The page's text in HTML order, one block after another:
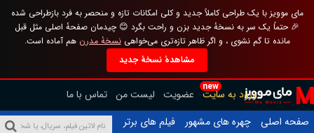
مای موویز با یک طراحی کاملاً جدید و کلی امکانات تازه و منحصر به فرد بازطراحی شده
🎉 حتماً یک سر به نسخهٔ جدید بزن و راحت بگرد 😊 چیدمان صفحهٔ اصلی مثل قبل
مانده تا گم نشوی ، و اگر ظاهر تازه‌تری می‌خواهینسخهٔ مدرن هم آماده است.
مشاهدهٔ نسخهٔ جدید
new
ورود به سایت عضویت لیست من تماس با ما
صفحه اصلی
چهره های مشهور
فیلم های برتر